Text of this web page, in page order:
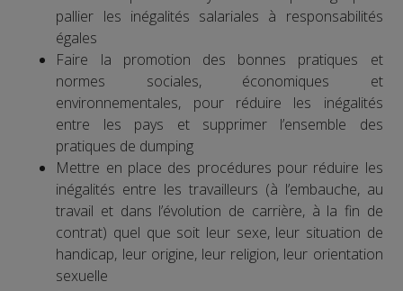
pallier les inégalités salariales à responsabilités
égales
Faire la promotion des bonnes pratiques et
normes sociales, économiques et
environnementales, pour réduire les inégalités
entre les pays et supprimer l’ensemble des
pratiques de dumping
Mettre en place des procédures pour réduire les
inégalités entre les travailleurs (à l’embauche, au
travail et dans l’évolution de carrière, à la fin de
contrat) quel que soit leur sexe, leur situation de
handicap, leur origine, leur religion, leur orientation
sexuelle